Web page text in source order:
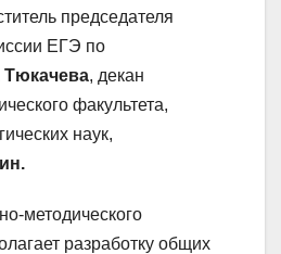
председателя
ЕГЭ по
, декан
факультета,
наук,
методического
разработку общих